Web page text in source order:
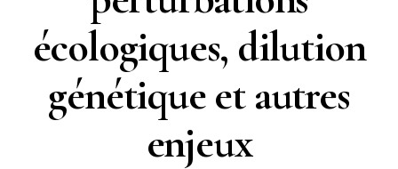
écologiques, dilution
génétique et autres
enjeux